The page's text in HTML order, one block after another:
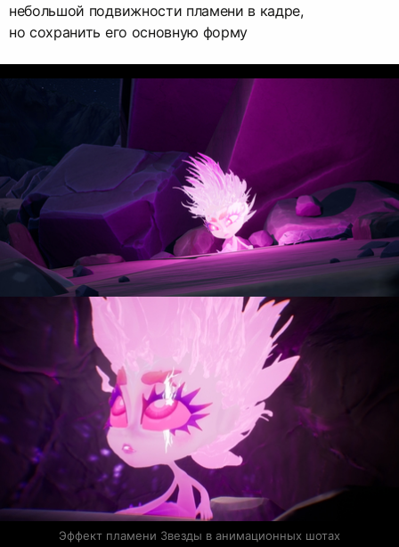
небольшой подвижности пламени в кадре,
но сохранить его основную форму
Эффект пламени Звезды в анимационных шотах